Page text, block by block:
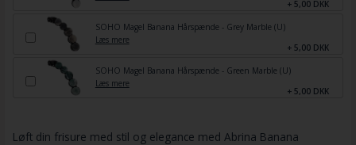
+ 5,00 DKK
SOHO Magel Banana Hårspænde - Grey Marble (U)
Læs mere
+ 5,00 DKK
SOHO Magel Banana Hårspænde - Green Marble (U)
Læs mere
+ 5,00 DKK
Løft din frisure med stil og elegance med Abrina Banana